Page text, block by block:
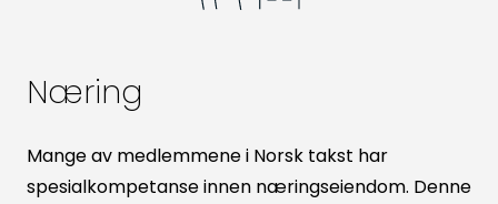
Næring
Mange av medlemmene i Norsk takst har
spesialkompetanse innen næringseiendom. Denne